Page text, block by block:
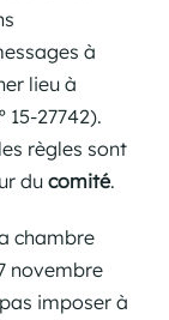
à
lieu à
15-27742).
règles sont
du comité.
chambre
novembre
imposer à